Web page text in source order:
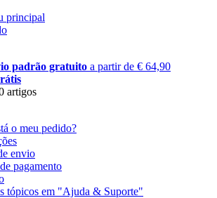
principal
padrão gratuito a partir de € 64,90
artigos
o meu pedido?
envio
pagamento
tópicos em "Ajuda & Suporte"